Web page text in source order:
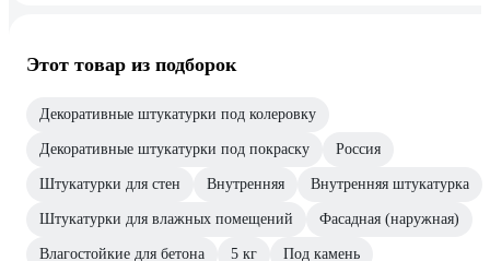
Этот товар из подборок
Декоративные штукатурки под колеровку
Декоративные штукатурки под покраску Россия
Штукатурки для стен Внутренняя Внутренняя штукатурка
Штукатурки для влажных помещений Фасадная (наружная)
Влагостойкие для бетона 5 кг Под камень